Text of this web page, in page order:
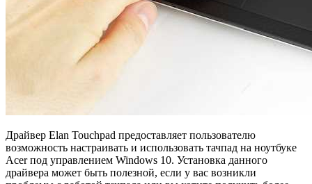
Драйвер Elan Touchpad предоставляет пользователю
возможность настраивать и использовать тачпад на ноутбуке
Acer под управлением Windows 10. Установка данного
драйвера может быть полезной, если у вас возникли